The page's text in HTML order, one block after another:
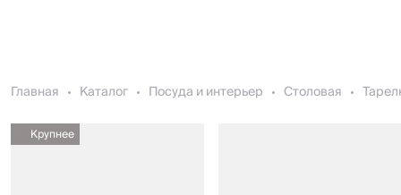
Главная Каталог Посуда и интерьер Столовая
Крупнее